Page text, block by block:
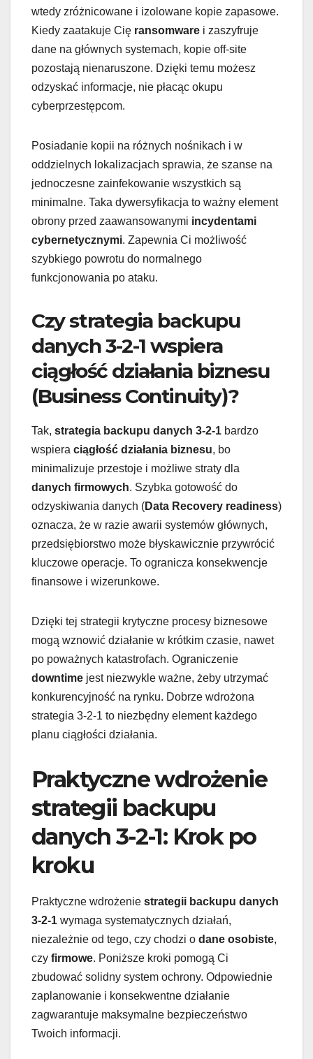
wtedy zróżnicowane i izolowane kopie zapasowe.
Kiedy zaatakuje Cię ransomware i zaszyfruje
dane na głównych systemach, kopie off-site
pozostają nienaruszone. Dzięki temu możesz
odzyskać informacje, nie płacąc okupu
cyberprzestępcom.
Posiadanie kopii na różnych nośnikach i w
oddzielnych lokalizacjach sprawia, że szanse na
jednoczesne zainfekowanie wszystkich są
minimalne. Taka dywersyfikacja to ważny element
obrony przed zaawansowanymi incydentami
cybernetycznymi. Zapewnia Ci możliwość
szybkiego powrotu do normalnego
funkcjonowania po ataku.
Czy strategia backupu
danych 3-2-1 wspiera
ciągłość działania biznesu
(Business Continuity)?
Tak, strategia backupu danych 3-2-1 bardzo
wspiera ciągłość działania biznesu, bo
minimalizuje przestoje i możliwe straty dla
danych firmowych. Szybka gotowość do
odzyskiwania danych (Data Recovery readiness)
oznacza, że w razie awarii systemów głównych,
przedsiębiorstwo może błyskawicznie przywrócić
kluczowe operacje. To ogranicza konsekwencje
finansowe i wizerunkowe.
Dzięki tej strategii krytyczne procesy biznesowe
mogą wznowić działanie w krótkim czasie, nawet
po poważnych katastrofach. Ograniczenie
downtime jest niezwykle ważne, żeby utrzymać
konkurencyjność na rynku. Dobrze wdrożona
strategia 3-2-1 to niezbędny element każdego
planu ciągłości działania.
Praktyczne wdrożenie
strategii backupu
danych 3-2-1: Krok po
kroku
Praktyczne wdrożenie strategii backupu danych
3-2-1 wymaga systematycznych działań,
niezależnie od tego, czy chodzi o dane osobiste,
czy firmowe. Poniższe kroki pomogą Ci
zbudować solidny system ochrony. Odpowiednie
zaplanowanie i konsekwentne działanie
zagwarantuje maksymalne bezpieczeństwo
Twoich informacji.